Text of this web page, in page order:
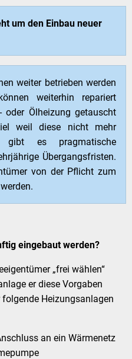
um den Einbau neuer
weiter betrieben werden
weiterhin repariert
oder Ölheizung getauscht
weil diese nicht mehr
gibt es pragmatische
Übergangsfristen.
von der Pflicht zum
eingebaut werden?
„frei wählen“
er diese Vorgaben
Heizungsanlagen
an ein Wärmenetz